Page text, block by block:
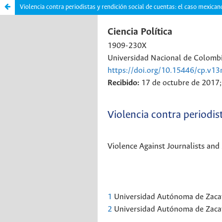
Violencia contra periodistas y rendición social de cuentas: el caso